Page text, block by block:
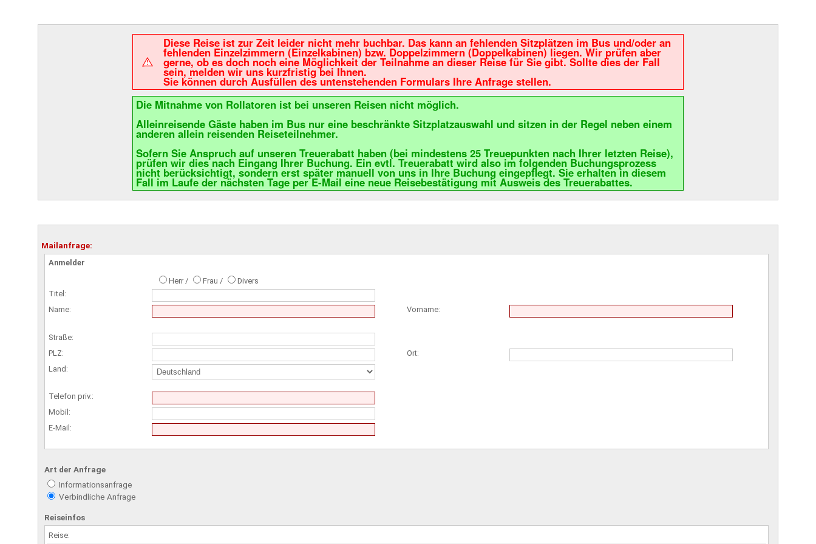
Diese Reise ist zur Zeit leider nicht mehr buchbar. Das kann an fehlenden Sitzplätzen im Bus und/oder an
fehlenden Einzelzimmern (Einzelkabinen) bzw. Doppelzimmern (Doppelkabinen) liegen. Wir prüfen aber
gerne, ob es doch noch eine Möglichkeit der Teilnahme an dieser Reise für Sie gibt. Sollte dies der Fall
sein, melden wir uns kurzfristig bei Ihnen.
Sie können durch Ausfüllen des untenstehenden Formulars Ihre Anfrage stellen.
Die Mitnahme von Rollatoren ist bei unseren Reisen nicht möglich.
Alleinreisende Gäste haben im Bus nur eine beschränkte Sitzplatzauswahl und sitzen in der Regel neben einem
anderen allein reisenden Reiseteilnehmer.
Sofern Sie Anspruch auf unseren Treuerabatt haben (bei mindestens 25 Treuepunkten nach Ihrer letzten Reise),
prüfen wir dies nach Eingang Ihrer Buchung. Ein evtl. Treuerabatt wird also im folgenden Buchungsprozess
nicht berücksichtigt, sondern erst später manuell von uns in Ihre Buchung eingepflegt. Sie erhalten in diesem
Fall im Laufe der nächsten Tage per E-Mail eine neue Reisebestätigung mit Ausweis des Treuerabattes.
Mailanfrage:
Anmelder
Herr /
Frau /
Divers
Titel:
Name:
Vorname:
Straße:
PLZ:
Ort:
Land:
Telefon priv.:
Mobil:
E-Mail:
Art der Anfrage
Informationsanfrage
Verbindliche Anfrage
Reiseinfos
Reise: